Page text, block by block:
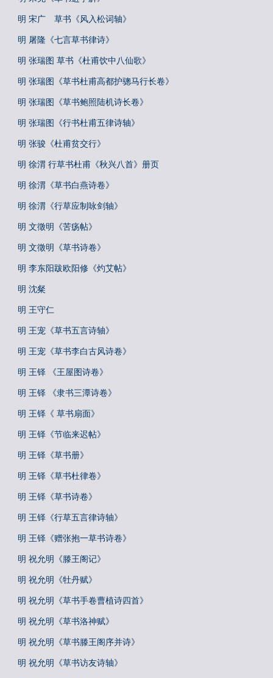
明 宋广 草书《风入松词轴》
明 屠隆《七言草书律诗》
明 张瑞图 草书《杜甫饮中八仙歌》
明 张瑞图《草书杜甫高都护骢马行长卷》
明 张瑞图《草书鲍照陆机诗长卷》
明 张瑞图《行书杜甫五律诗轴》
明 张骏《杜甫贫交行》
明 徐渭 行草书杜甫《秋兴八首》册页
明 徐渭《草书白燕诗卷》
明 徐渭《行草应制咏剑轴》
明 文徵明《苦疡帖》
明 文徵明《草书诗卷》
明 李东阳跋欧阳修《灼艾帖》
明 沈粲
明 王守仁
明 王宠《草书五言诗轴》
明 王宠《草书李白古风诗卷》
明 王铎 《王屋图诗卷》
明 王铎 《隶书三潭诗卷》
明 王铎《 草书扇面》
明 王铎《节临来迟帖》
明 王铎《草书册》
明 王铎《草书杜律卷》
明 王铎《草书诗卷》
明 王铎《行草五言律诗轴》
明 王铎《赠张抱一草书诗卷》
明 祝允明《滕王阁记》
明 祝允明《牡丹赋》
明 祝允明《草书手卷曹植诗四首》
明 祝允明《草书洛神赋》
明 祝允明《草书滕王阁序并诗》
明 祝允明《草书访友诗轴》